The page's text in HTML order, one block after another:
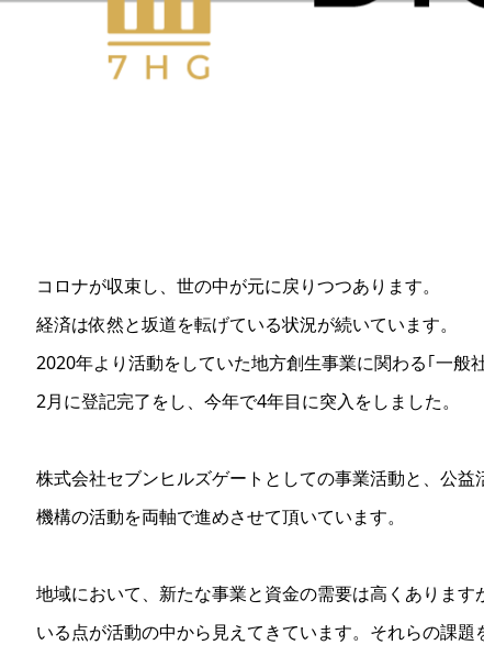
コロナが収束し、世の中が元に戻りつつあります。
経済は依然と坂道を転げている状況が続いています。
2020年より活動をしていた地方創生事業に関わる｢一般
2月に登記完了をし、今年で4年目に突入をしました。
株式会社セブンヒルズゲートとしての事業活動と、公
機構の活動を両軸で進めさせて頂いています。
地域において、新たな事業と資金の需要は高くありま
いる点が活動の中から見えてきています。それらの課